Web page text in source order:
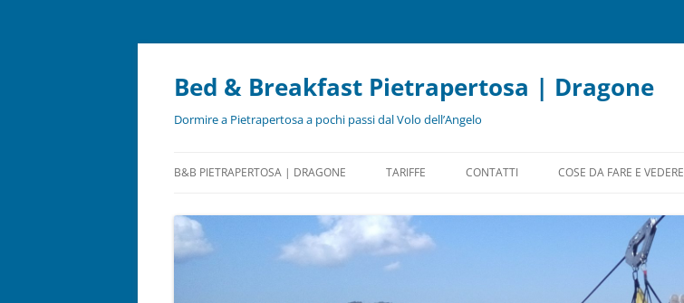
Bed & Breakfast Pietrapertosa | Dragone
Dormire a Pietrapertosa a pochi passi dal Volo dell’Angelo
al
B&B PIETRAPERTOSA | DRAGONE TARIFFE CONTATTI COSE DA FARE E VEDERE